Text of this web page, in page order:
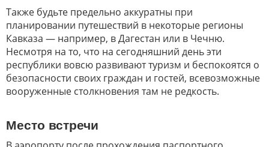
Также будьте предельно аккуратны при
планировании путешествий в некоторые регионы
Кавказа — например, в Дагестан или в Чечню.
Несмотря на то, что на сегодняшний день эти
республики вовсю развивают туризм и беспокоятся о
безопасности своих граждан и гостей, всевозможные
вооруженные столкновения там не редкость.
Место встречи